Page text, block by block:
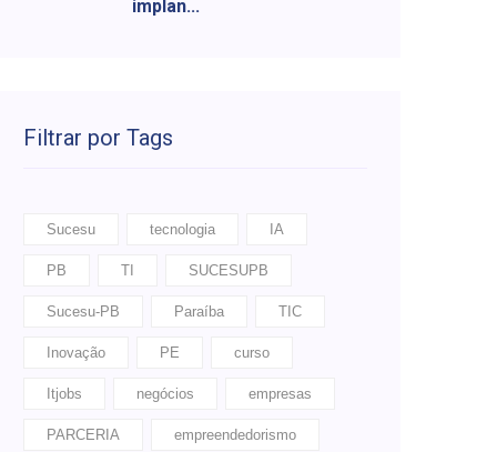
implan...
Filtrar por Tags
Sucesu tecnologia IA
PB TI SUCESUPB
Sucesu-PB Paraíba TIC
Inovação PE curso
Itjobs negócios empresas
PARCERIA empreendedorismo